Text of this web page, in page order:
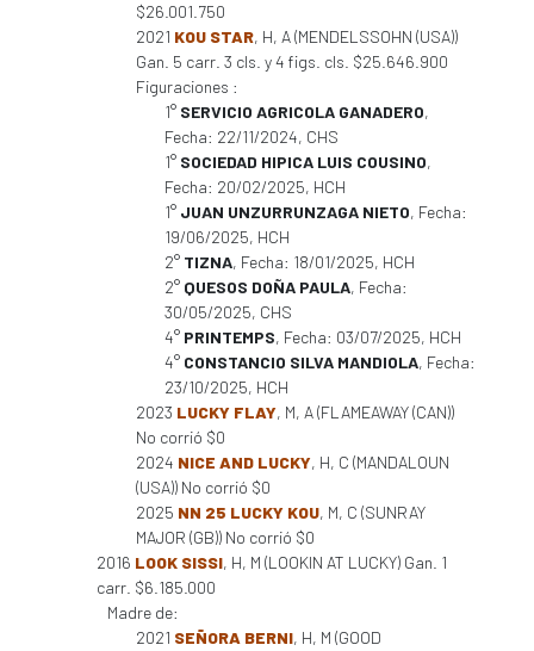
$26.001.750
2021 KOU STAR, H, A (MENDELSSOHN (USA))
Gan. 5 carr. 3 cls. y 4 figs. cls. $25.646.900
Figuraciones :
1° SERVICIO AGRICOLA GANADERO,
Fecha: 22/11/2024, CHS
1° SOCIEDAD HIPICA LUIS COUSINO,
Fecha: 20/02/2025, HCH
1° JUAN UNZURRUNZAGA NIETO, Fecha:
19/06/2025, HCH
2° TIZNA, Fecha: 18/01/2025, HCH
2° QUESOS DOÑA PAULA, Fecha:
30/05/2025, CHS
4° PRINTEMPS, Fecha: 03/07/2025, HCH
4° CONSTANCIO SILVA MANDIOLA, Fecha:
23/10/2025, HCH
2023 LUCKY FLAY, M, A (FLAMEAWAY (CAN))
No corrió $0
2024 NICE AND LUCKY, H, C (MANDALOUN
(USA)) No corrió $0
2025 NN 25 LUCKY KOU, M, C (SUNRAY
MAJOR (GB)) No corrió $0
2016 LOOK SISSI, H, M (LOOKIN AT LUCKY) Gan. 1
carr. $6.185.000
Madre de:
2021 SEÑORA BERNI, H, M (GOOD